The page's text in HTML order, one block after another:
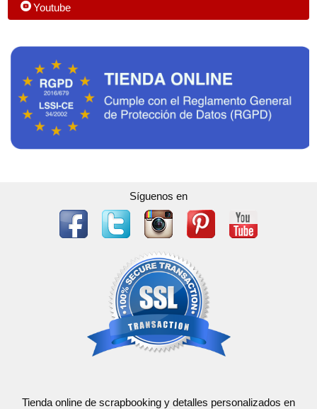
Youtube
Síguenos en
Tienda online de scrapbooking y detalles personalizados en